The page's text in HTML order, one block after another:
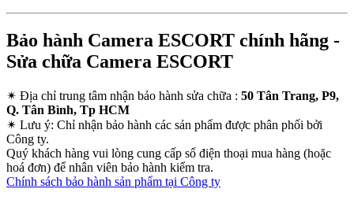
Bảo hành Camera ESCORT chính hãng -
Sửa chữa Camera ESCORT
✴ Địa chỉ trung tâm nhận bảo hành sửa chữa : 50 Tân Trang, P9,
Q. Tân Bình, Tp HCM
✴ Lưu ý: Chỉ nhận bảo hành các sản phẩm được phân phối bởi
Công ty.
Quý khách hàng vui lòng cung cấp số điện thoại mua hàng (hoặc
hoá đơn) để nhân viên bảo hành kiểm tra.
Chính sách bảo hành sản phẩm tại Công ty